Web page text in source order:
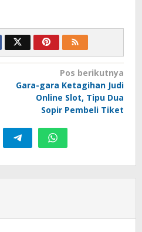
Pos berikutnya
Gara-gara Ketagihan Judi
Online Slot, Tipu Dua
Sopir Pembeli Tiket